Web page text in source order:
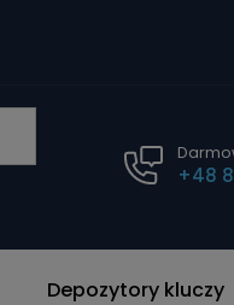
+48
Depozytory kluczy